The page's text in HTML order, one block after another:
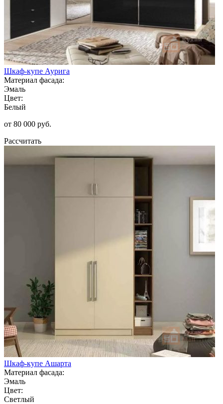
Шкаф-купе Аурига
Материал фасада:
Эмаль
Цвет:
Белый
от 80 000 руб.
Рассчитать
Шкаф-купе Ашарта
Материал фасада:
Эмаль
Цвет:
Светлый